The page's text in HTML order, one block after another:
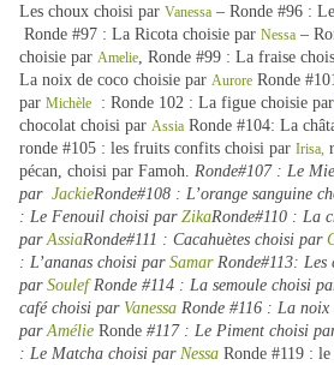
Les choux choisi par Vanessa – Ronde #96 :
Ronde #97 : La Ricota choisie par Nessa –
choisie par Amelie, Ronde #99 : La fraise
La noix de coco choisie par Aurore Ronde
par Michèle : Ronde 102 : La figue choisie par
chocolat choisi par Assia Ronde #104: La
ronde #105 : les fruits confits choisi par Irisa,
pécan, choisi par Famoh. Ronde#107 : Le
par JackieRonde#108 : L’orange sanguine
: Le Fenouil choisi par ZikaRonde#110 : La
parAssiaRonde#111 : Cacahuètes choisi par
: L’ananas choisi par Samar Ronde#113: Les
par SoulefRonde #114 : La semoule choisi
caféchoisi par Vanessa Ronde #116 : La noix
parAmélie Ronde #117 : Le Piment choisi
: Le Matcha choisi par Nessa Ronde #119 : le